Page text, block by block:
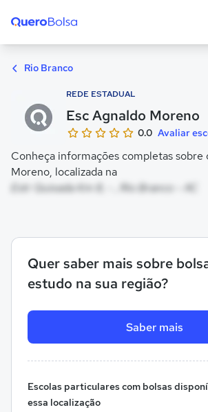
Rio Branco
REDE ESTADUAL
Esc Agnaldo Moreno
0.0 Avaliar
Conheça informações completas sobre
Moreno, localizada na
Estr Quixada Km 8, - , Rio Branco - AC
Quer saber mais sobre
estudo na sua região?
Saber mais
Escolas particulares com bolsas
essa localização